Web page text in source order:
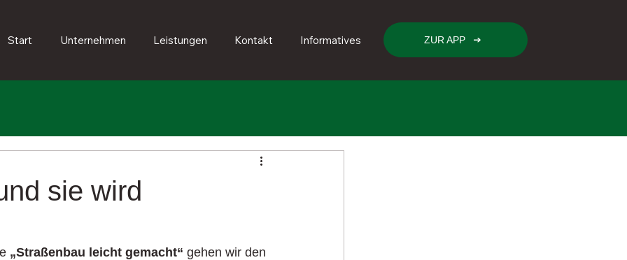
Start Unternehmen Leistungen Kontakt Informatives ZUR APP
sie wird
„Straßenbau leicht gemacht“ gehen wir den